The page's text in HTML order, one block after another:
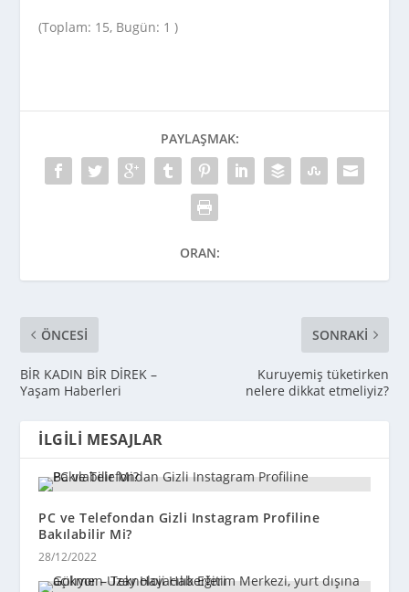
(Toplam: 15, Bugün: 1 )
PAYLAŞMAK:
ORAN:
ÖNCESI
BİR KADIN BİR DİREK –
Yaşam Haberleri
SONRAKI
Kuruyemiş tüketirken
nelere dikkat etmeliyiz?
İLGILI MESAJLAR
PC ve Telefondan Gizli Instagram Profiline
Bakılabilir Mi?
28/12/2022